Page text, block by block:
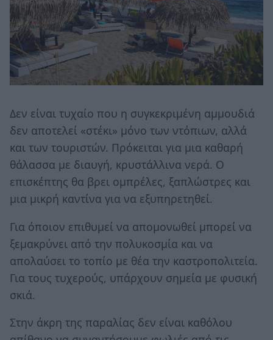
Δεν είναι τυχαίο που η συγκεκριμένη αμμουδιά
δεν αποτελεί «στέκι» μόνο των ντόπιων, αλλά
και των τουριστών. Πρόκειται για μια καθαρή
θάλασσα με διαυγή, κρυστάλλινα νερά. Ο
επισκέπτης θα βρει ομπρέλες, ξαπλώστρες και
μια μικρή καντίνα για να εξυπηρετηθεί.
Για όποιον επιθυμεί να απομονωθεί μπορεί να
ξεμακρύνει από την πολυκοσμία και να
απολαύσει το τοπίο με θέα την καστροπολιτεία.
Για τους τυχερούς, υπάρχουν σημεία με φυσική
σκιά.
Στην άκρη της παραλίας δεν είναι καθόλου